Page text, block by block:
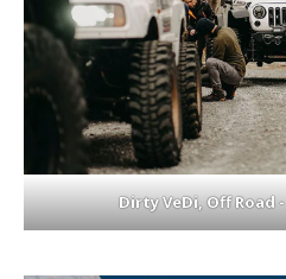
Dirty VeDi, Off Road